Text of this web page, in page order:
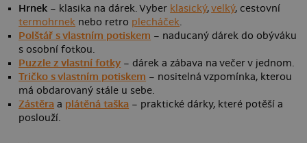
Hrnek – klasika na dárek. Vyber klasický,velký, cestovní
termohrnek nebo retro plecháček.
Polštář s vlastním potiskem – naducaný dárek do obýváku
s osobní fotkou.
Puzzle z vlastní fotky – dárek a zábava na večer v jednom.
Tričko s vlastním potiskem – nositelná vzpomínka, kterou
má obdarovaný stále u sebe.
Zástěra a plátěná taška – praktické dárky, které potěší a
poslouží.